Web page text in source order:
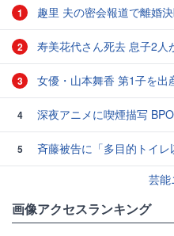
1 趣里 夫の密会報道で離婚
2 寿美花代さん死去 息子2人
3 女優・山本舞香 第1子を出
4 深夜アニメに喫煙描写
5
斉藤被告に「多目的トイレ
芸能
画像アクセスランキング